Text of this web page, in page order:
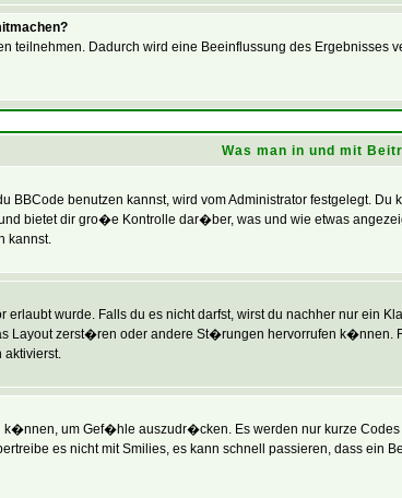
teilnehmen. Dadurch wird eine Beeinflussung des Ergebnisses
Was man in und mit
BBCode benutzen kannst, wird vom Administrator festgelegt.
bietet dir gro�e Kontrolle dar�ber, was und wie etwas
kannst.
wurde. Falls du es nicht darfst, wirst du nachher nur ein
zerst�ren oder andere St�rungen hervorrufen k�nnen.
aktivierst.
um Gef�hle auszudr�cken. Es werden nur kurze
es nicht mit Smilies, es kann schnell passieren, dass